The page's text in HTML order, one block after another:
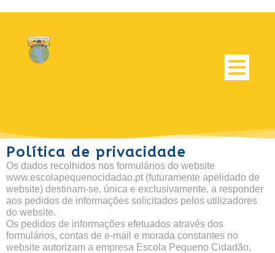
­Política de privacidade
Os dados recolhidos nos formulários do website
www.escolapequenocidadao.pt (futuramente apelidado de
website) destinam-se, única e exclusivamente, a responder
aos pedidos de informações solicitados pelos utilizadores
do website.
Os pedidos de informações efetuados através dos
formulários, contas de e-mail e morada constantes no
website autorizam a empresa Escola Pequeno Cidadão,